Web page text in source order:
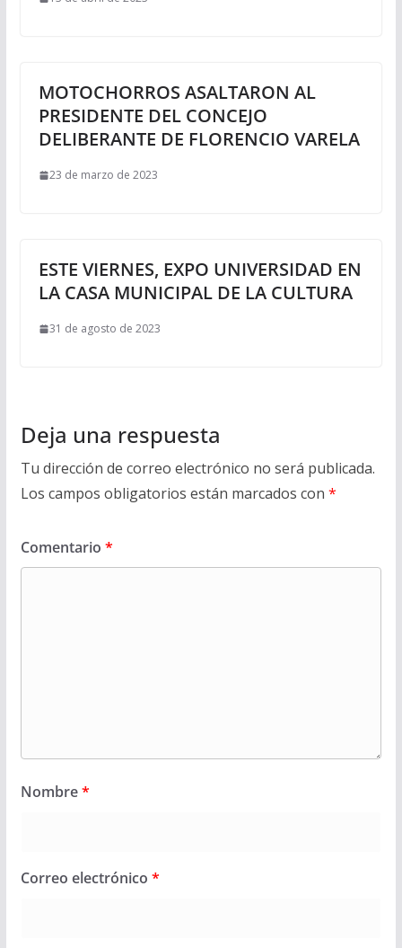
MOTOCHORROS ASALTARON AL
PRESIDENTE DEL CONCEJO
DELIBERANTE DE FLORENCIO VARELA
23 de marzo de 2023
ESTE VIERNES, EXPO UNIVERSIDAD EN
LA CASA MUNICIPAL DE LA CULTURA
31 de agosto de 2023
Deja una respuesta
Tu dirección de correo electrónico no será publicada.
Los campos obligatorios están marcados con *
Comentario *
Nombre*
Correo electrónico *